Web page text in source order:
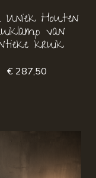
Uniek Houten
van
kruik
€ 287,50